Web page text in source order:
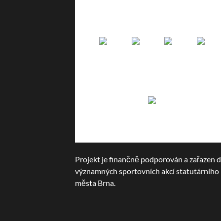
Projekt je finančně podporován a zařazen
významných sportovních akcí statutárního
města Brna.